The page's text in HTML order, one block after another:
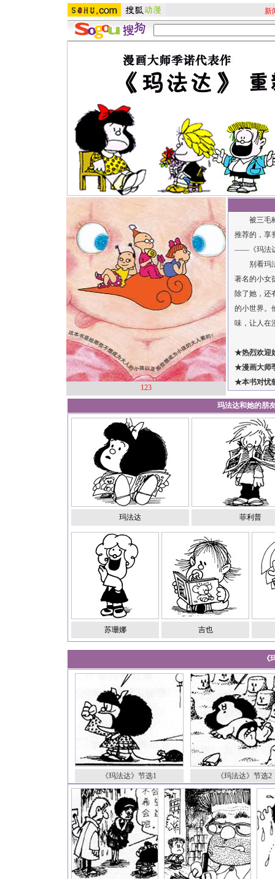
新
123
被三毛称
推荐的，享
——《玛法
别看玛法
著名的小女
除了她，还
的小世界。
味，让人在
★热烈欢迎
★漫画大师
★本书对忧
玛法达和她的朋
玛法达 菲利普
苏珊娜 吉也
《玛法达》节选1 《玛法达》节选2